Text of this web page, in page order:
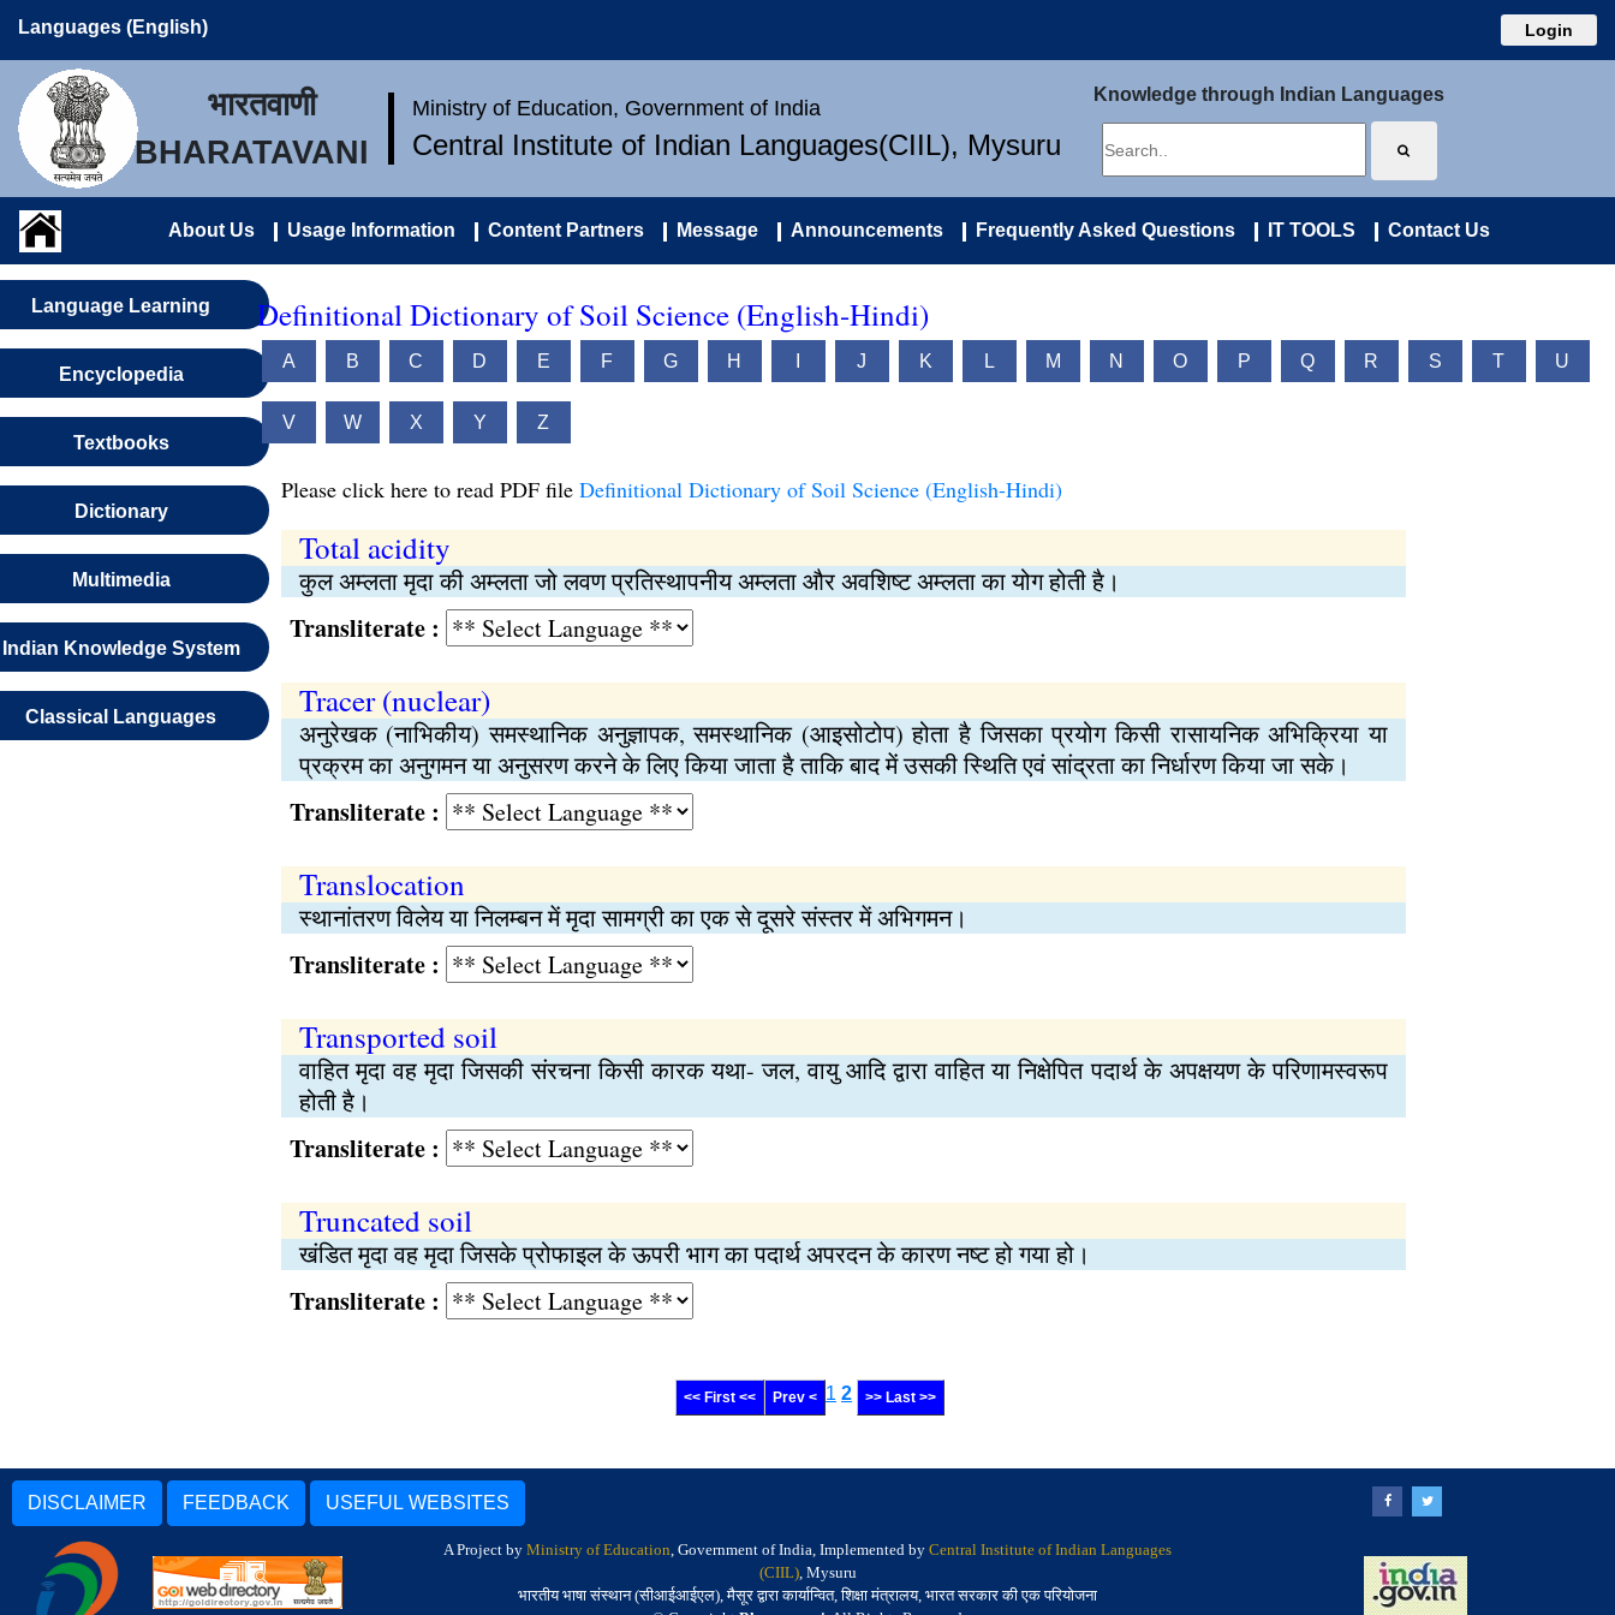
Languages (English) Login
भारतवाणी
BHARATAVANI
Ministry of Education, Government of India
Central Institute of Indian Languages(CIIL), Mysuru
Knowledge through Indian Languages
About Us Usage Information Content Partners Message Announcements Frequently Asked Questions IT TOOLS Contact Us
Language Learning
Encyclopedia
Textbooks
Dictionary
Multimedia
Indian Knowledge System
Classical Languages
Definitional Dictionary of Soil Science (English-Hindi)
A B C D E F G H J K L M N O P Q R S T U
V W X Y Z
Please click here to read PDF file Definitional Dictionary of Soil Science (English-Hindi)
Total acidity
कुल अम्लता मृदा की अम्लता जो लवण प्रतिस्थापनीय अम्लता और अवशिष्ट अम्लता का योग होती है।
Transliterate :
Tracer (nuclear)
अनुरेखक (नाभिकीय) समस्थानिक अनुज्ञापक, समस्थानिक (आइसोटोप) होता है जिसका प्रयोग किसी रासायनिक अभिक्रिया या
प्रक्रम का अनुगमन या अनुसरण करने के लिए किया जाता है ताकि बाद में उसकी स्थिति एवं सांद्रता का निर्धारण किया जा सके।
Transliterate :
Translocation
स्थानांतरण विलेय या निलम्बन में मृदा सामग्री का एक से दूसरे संस्तर में अभिगमन।
Transliterate :
Transported soil
वाहित मृदा वह मृदा जिसकी संरचना किसी कारक यथा- जल, वायु आदि द्वारा वाहित या निक्षेपित पदार्थ के अपक्षयण के परिणामस्वरूप
होती है।
Transliterate :
Truncated soil
खंडित मृदा वह मृदा जिसके प्रोफाइल के ऊपरी भाग का पदार्थ अपरदन के कारण नष्ट हो गया हो।
Transliterate :
<< First << Prev < 1 2 >> Last >>
DISCLAIMER FEEDBACK USEFUL WEBSITES
A Project by Ministry of Education, Government of India, Implemented by Central Institute of Indian Languages
(CIIL), Mysuru
भारतीय भाषा संस्थान (सीआईआईएल), मैसूर द्वारा कार्यान्वित, शिक्षा मंत्रालय, भारत सरकार की एक परियोजना